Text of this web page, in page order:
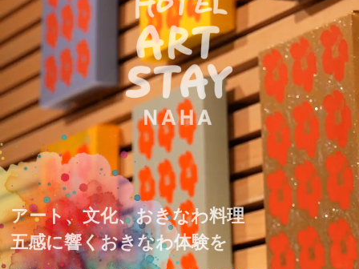
アート、文化、おきなわ料理
五感に響くおきなわ体験を